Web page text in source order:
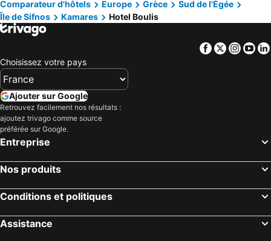
Comparateur d'hôtels
Europe Grèce
Sud de l'Égée
Île de Sifnos
Kamares Hotel Boulis
Facebook
Twitter
Choisissez votre pays
Ajouter sur Google
Retrouvez facilement nos résultats :
ajoutez trivago comme source
préférée sur Google.
Entreprise
Nos produits
Conditions et politiques
Assistance